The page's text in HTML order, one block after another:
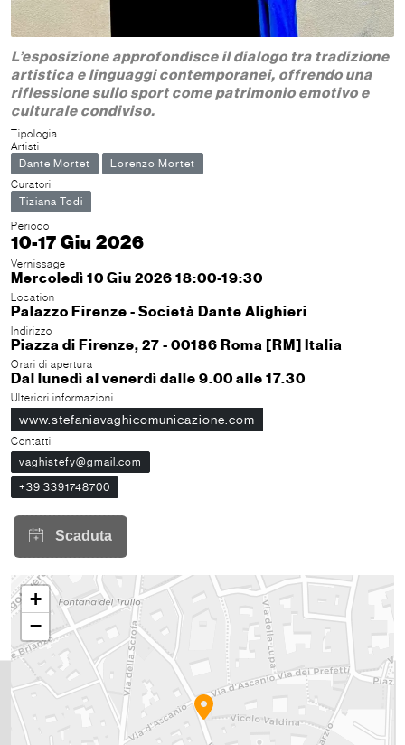
L’esposizione approfondisce il dialogo tra tradizione
artistica e linguaggi contemporanei, offrendo una
riflessione sullo sport come patrimonio emotivo e
culturale condiviso.
Tipologia
Artisti
Dante Mortet
Lorenzo Mortet
Curatori
Tiziana Todi
Periodo
10-17 Giu 2026
Vernissage
Mercoledì 10 Giu 2026 18:00-19:30
Location
Palazzo Firenze - Società Dante Alighieri
Indirizzo
Piazza di Firenze, 27 - 00186 Roma [RM] Italia
Orari di apertura
Dal lunedì al venerdì dalle 9.00 alle 17.30
Ulteriori informazioni
www.stefaniavaghicomunicazione.com
Contatti
vaghistefy@gmail.com
+39 3391748700
+
−